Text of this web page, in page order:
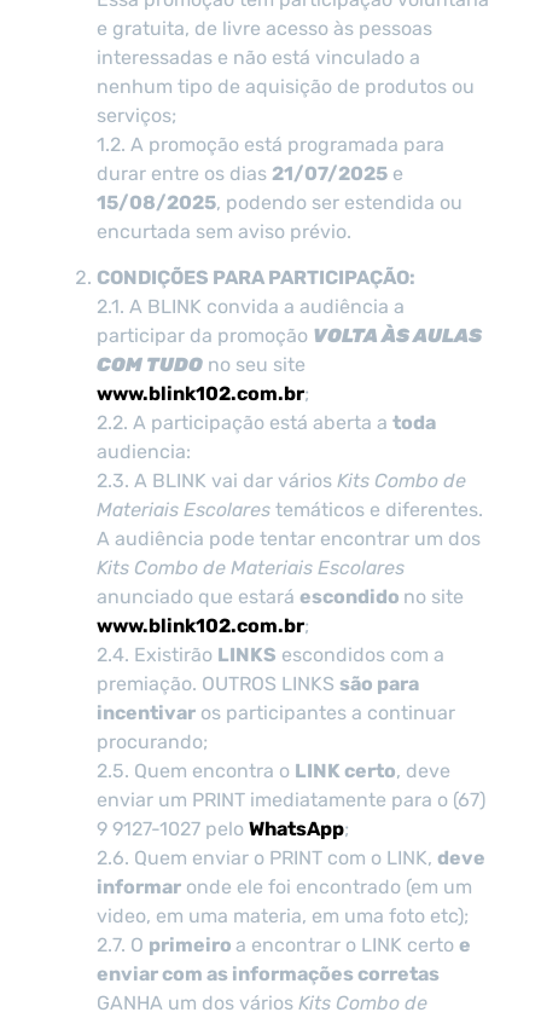
e gratuita, de livre acesso às pessoas
interessadas e não está vinculado a
nenhum tipo de aquisição de produtos ou
serviços;
1.2. A promoção está programada para
durar entre os dias 21/07/2025 e
15/08/2025, podendo ser estendida ou
encurtada sem aviso prévio.
CONDIÇÕES PARA PARTICIPAÇÃO:
2.1. A BLINK convida a audiência a
participar da promoção VOLTA ÀS AULAS
COM TUDO no seu site
www.blink102.com.br;
2.2. A participação está aberta a toda
audiencia:
2.3. A BLINK vai dar vários Kits Combo de
Materiais Escolares temáticos e diferentes.
A audiência pode tentar encontrar um dos
Kits Combo de Materiais Escolares
anunciado que estará escondido no site
www.blink102.com.br;
2.4. Existirão LINKS escondidos com a
premiação. OUTROS LINKS são para
incentivar os participantes a continuar
procurando;
2.5. Quem encontra o LINK certo, deve
enviar um PRINT imediatamente para o (67)
9 9127-1027 pelo WhatsApp;
2.6. Quem enviar o PRINT com o LINK, deve
informar onde ele foi encontrado (em um
video, em uma materia, em uma foto etc);
2.7. O primeiro a encontrar o LINK certo e
enviar com as informações corretas
GANHA um dos vários Kits Combo de